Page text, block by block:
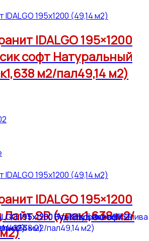
195x1200 (49,14 м2)
IDALGO 195×1200
софт Натуральный
м2/пал49,14 м2)
195x1200 (49,14 м2)
IDALGO 195×1200
SR (упак1,638 м2/